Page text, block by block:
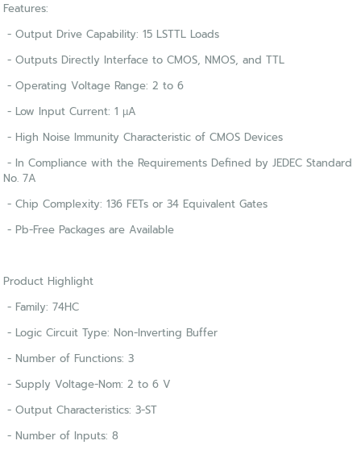
Features:
- Output Drive Capability: 15 LSTTL Loads
- Outputs Directly Interface to CMOS, NMOS, and TTL
- Operating Voltage Range: 2 to 6
- Low Input Current: 1 µA
- High Noise Immunity Characteristic of CMOS Devices
- In Compliance with the Requirements Defined by JEDEC Standard
No. 7A
- Chip Complexity: 136 FETs or 34 Equivalent Gates
- Pb-Free Packages are Available
Product Highlight
- Family: 74HC
- Logic Circuit Type: Non-Inverting Buffer
- Number of Functions: 3
- Supply Voltage-Nom: 2 to 6 V
- Output Characteristics: 3-ST
- Number of Inputs: 8